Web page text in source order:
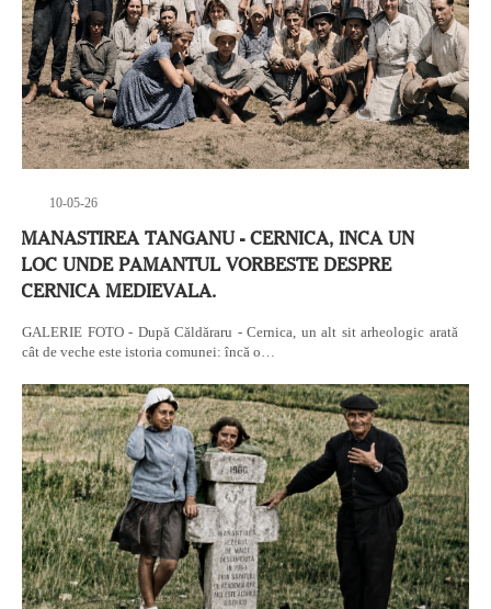
10-05-26
MANASTIREA TANGANU - CERNICA, INCA UN
LOC UNDE PAMANTUL VORBESTE DESPRE
CERNICA MEDIEVALA.
GALERIE FOTO - După Căldăraru - Cernica, un alt sit arheologic arată
cât de veche este istoria comunei: încă o…